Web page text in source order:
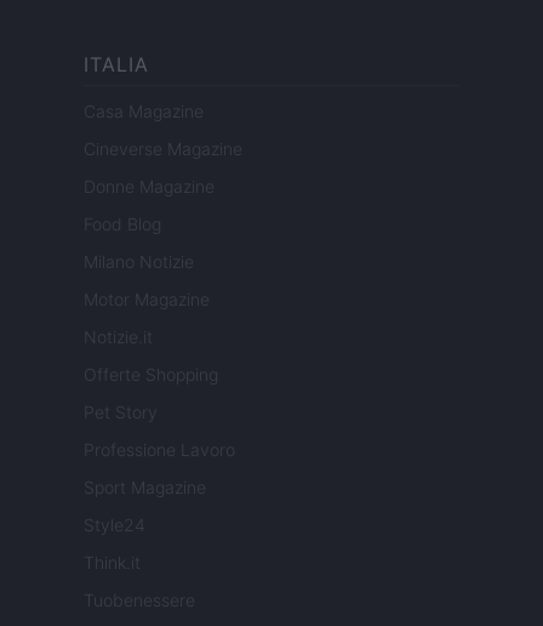
ITALIA
Casa Magazine
Cineverse Magazine
Donne Magazine
Food Blog
Milano Notizie
Motor Magazine
Notizie.it
Offerte Shopping
Pet Story
Professione Lavoro
Sport Magazine
Style24
Think.it
Tuobenessere